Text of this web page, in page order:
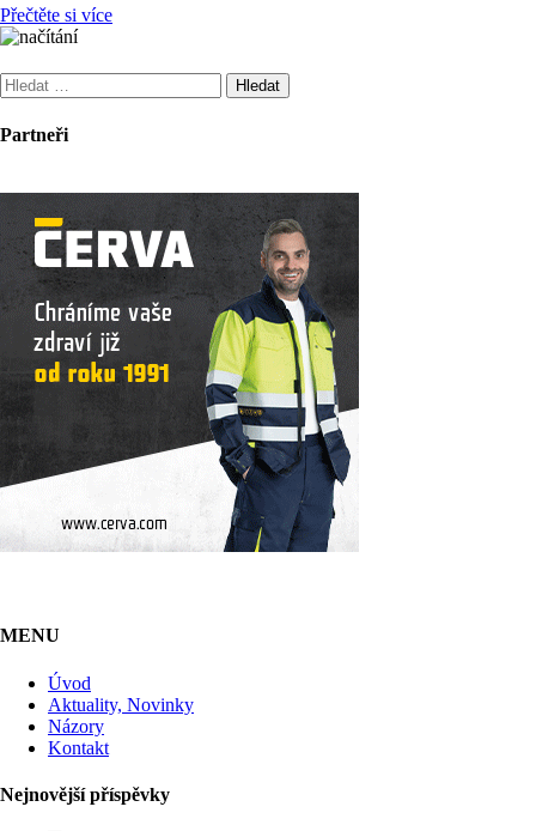
Přečtěte si více
Vyhledávání
Partneři
MENU
Úvod
Aktuality, Novinky
Názory
Kontakt
Nejnovější příspěvky